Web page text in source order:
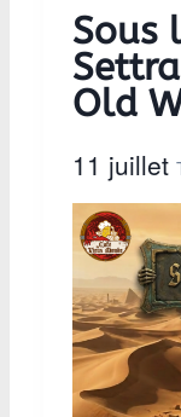
Sous
Old
11 juillet